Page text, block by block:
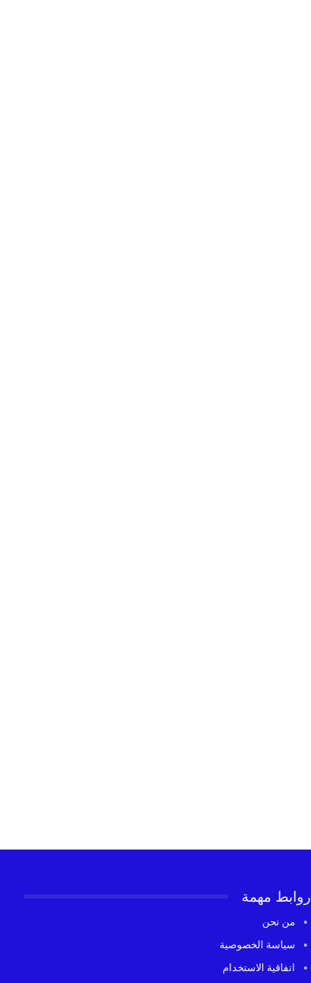
روابط مهمة
من نحن
سياسة الخصوصية
اتفاقية الاستخدام